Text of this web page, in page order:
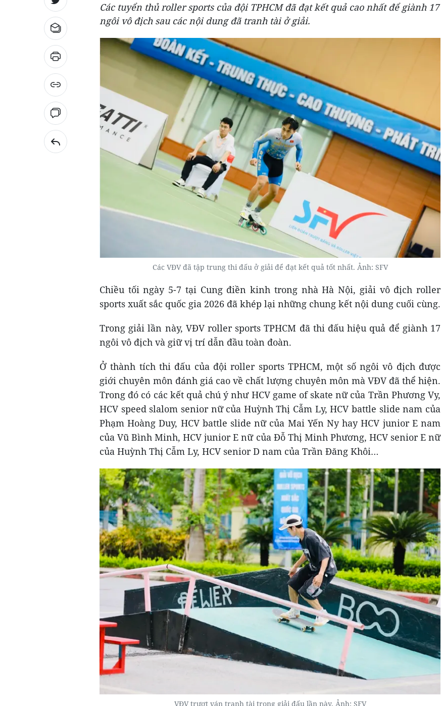
Các tuyển thủ roller sports của đội TPHCM đã đạt kết quả cao nhất để giành 17
ngôi vô địch sau các nội dung đã tranh tài ở giải.
Các VĐV đã tập trung thi đấu ở giải để đạt kết quả tốt nhất. Ảnh: SFV
Chiều tối ngày 5-7 tại Cung điền kinh trong nhà Hà Nội, giải vô địch roller
sports xuất sắc quốc gia 2026 đã khép lại những chung kết nội dung cuối cùng.
Trong giải lần này, VĐV roller sports TPHCM đã thi đấu hiệu quả để giành 17
ngôi vô địch và giữ vị trí dẫn đầu toàn đoàn.
Ở thành tích thi đấu của đội roller sports TPHCM, một số ngôi vô địch được
giới chuyên môn đánh giá cao về chất lượng chuyên môn mà VĐV đã thể hiện.
Trong đó có các kết quả chú ý như HCV game of skate nữ của Trần Phương Vy,
HCV speed slalom senior nữ của Huỳnh Thị Cẫm Ly, HCV battle slide nam của
Phạm Hoàng Duy, HCV battle slide nữ của Mai Yến Ny hay HCV junior E nam
của Vũ Bình Minh, HCV junior E nữ của Đỗ Thị Minh Phương, HCV senior E nữ
của Huỳnh Thị Cẫm Ly, HCV senior D nam của Trần Đăng Khôi…
VĐV trượt ván tranh tài trong giải đấu lần này. Ảnh: SFV